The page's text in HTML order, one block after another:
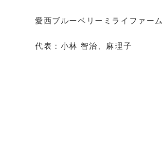
愛西ブルーベリーミライファーム
代表：小林 智治、麻理子